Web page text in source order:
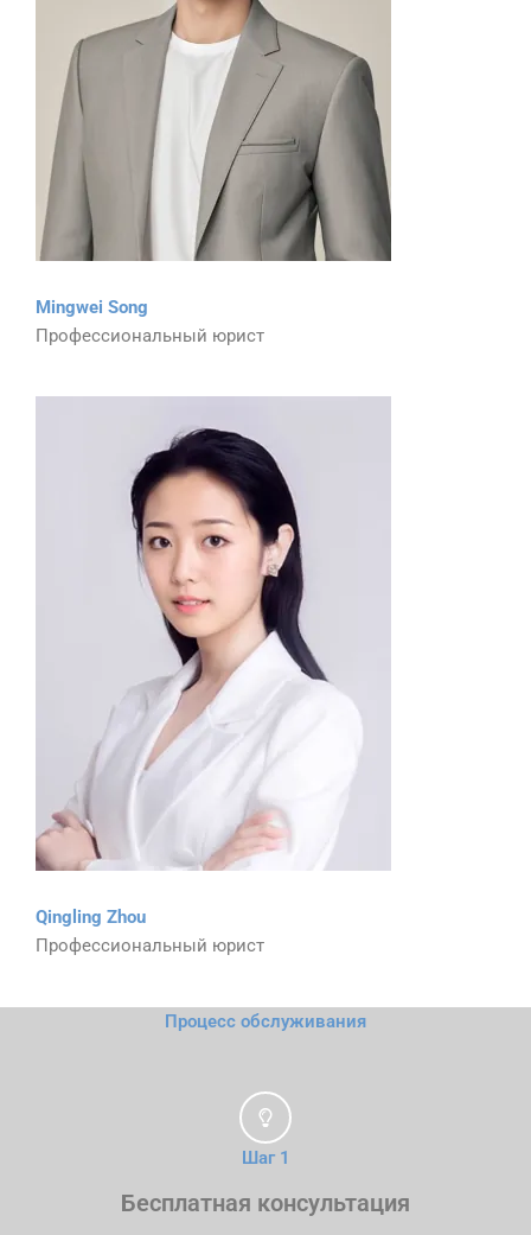
Mingwei Song
Профессиональный юрист
Qingling Zhou
Профессиональный юрист
Процесс обслуживания
Шаг 1
Бесплатная консультация